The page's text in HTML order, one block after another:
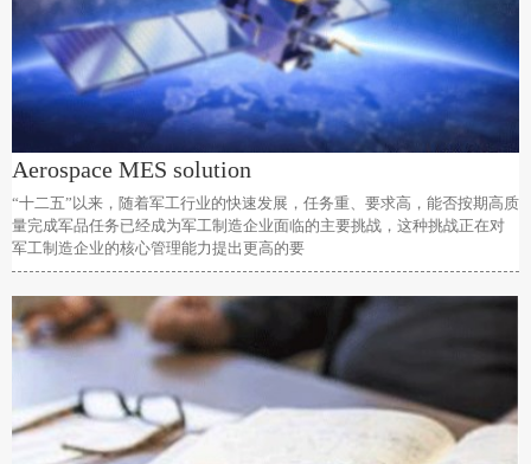
Aerospace MES solution
“十二五”以来，随着军工行业的快速发展，任务重、要求高，能否按期高质
量完成军品任务已经成为军工制造企业面临的主要挑战，这种挑战正在对
军工制造企业的核心管理能力提出更高的要